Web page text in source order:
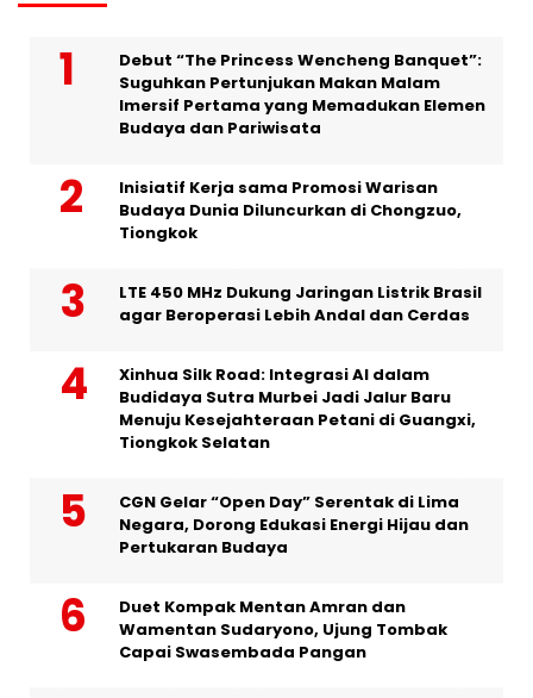
Debut “The Princess Wencheng Banquet”:
Suguhkan Pertunjukan Makan Malam
Imersif Pertama yang Memadukan Elemen
Budaya dan Pariwisata
Inisiatif Kerja sama Promosi Warisan
Budaya Dunia Diluncurkan di Chongzuo,
Tiongkok
LTE 450 MHz Dukung Jaringan Listrik Brasil
agar Beroperasi Lebih Andal dan Cerdas
Xinhua Silk Road: Integrasi AI dalam
Budidaya Sutra Murbei Jadi Jalur Baru
Menuju Kesejahteraan Petani di Guangxi,
Tiongkok Selatan
CGN Gelar “Open Day” Serentak di Lima
Negara, Dorong Edukasi Energi Hijau dan
Pertukaran Budaya
Duet Kompak Mentan Amran dan
Wamentan Sudaryono, Ujung Tombak
Capai Swasembada Pangan